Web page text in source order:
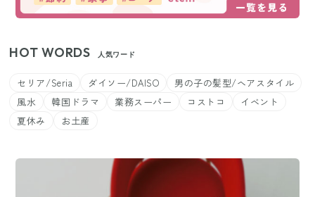
HOT WORDS 人気ワード
セリア/Seria ダイソー/DAISO
男の子の髪型/ヘアスタイル
風水
韓国ドラマ 業務スーパー コストコ
イベント
夏休み
お土産